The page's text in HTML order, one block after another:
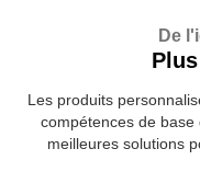
De
Les produits
compétences de base
meilleures solutions